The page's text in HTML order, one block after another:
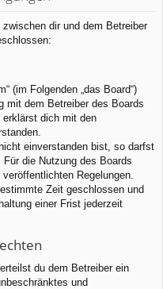
n
n
dir und dem Betreiber
(im Folgenden „das Board“)
mit dem Betreiber des Boards
erklärst dich mit den
einverstanden bist, so darfst
die Nutzung des Boards
Regelungen.
Zeit geschlossen und
einer Frist jederzeit
du dem Betreiber ein
und